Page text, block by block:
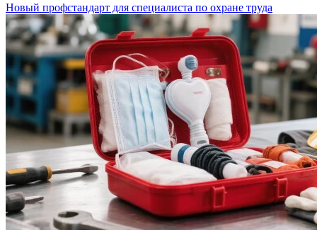
Новый профстандарт для специалиста по охране труда